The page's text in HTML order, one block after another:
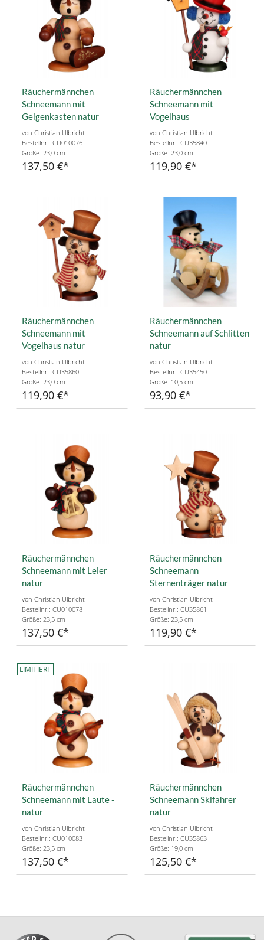
Räuchermännchen
Schneemann mit
Geigenkasten natur
von Christian Ulbricht
Bestellnr.: CU010076
Größe: 23,0 cm
137,50 €
Räuchermännchen
Schneemann mit
Vogelhaus
von Christian Ulbricht
Bestellnr.: CU35840
Größe: 23,0 cm
119,90 €
Räuchermännchen
Schneemann mit
Vogelhaus natur
von Christian Ulbricht
Bestellnr.: CU35860
Größe: 23,0 cm
119,90 €
Räuchermännchen
Schneemann auf Schlitten
natur
von Christian Ulbricht
Bestellnr.: CU35450
Größe: 10,5 cm
93,90 €
Räuchermännchen
Schneemann mit Leier
natur
von Christian Ulbricht
Bestellnr.: CU010078
Größe: 23,5 cm
137,50 €
Räuchermännchen
Schneemann
Sternenträger natur
von Christian Ulbricht
Bestellnr.: CU35861
Größe: 23,5 cm
119,90 €
LIMITIERT
Räuchermännchen
Schneemann mit Laute -
natur
von Christian Ulbricht
Bestellnr.: CU010083
Größe: 23,5 cm
137,50 €
Räuchermännchen
Schneemann Skifahrer
natur
von Christian Ulbricht
Bestellnr.: CU35863
Größe: 19,0 cm
125,50 €